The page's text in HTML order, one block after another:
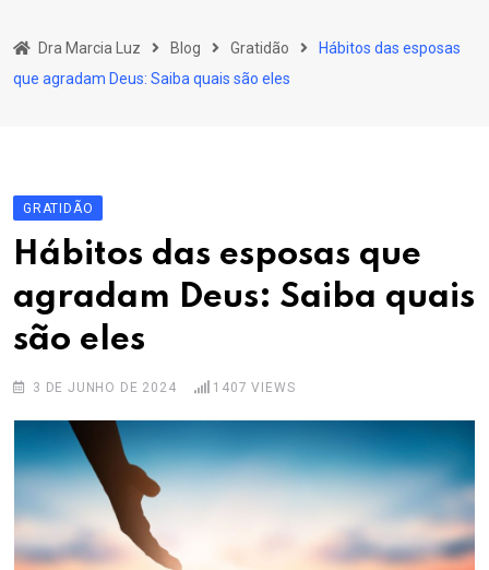
to
content
Dra Marcia Luz Blog Gratidão
Hábitos das esposas
que agradam Deus: Saiba quais são eles
GRATIDÃO
Hábitos das esposas que
agradam Deus: Saiba quais
são eles
3 DE JUNHO DE 2024 1407 VIEWS